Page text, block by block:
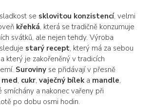
se sklovitou konzistencí, velmi
křehká, která se tradičně konzumuje
svátků, ale nejen tehdy. Výroba
starý recept, který má za sebou
který je zakořeněný v tradicích
Surovinyse přidávají v přesně
med, cukr, vaječný bíleka mandle,
a nakonec vařeny při
po dobu osmi hodin.